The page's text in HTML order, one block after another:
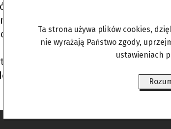
premiera Manuela Godoya,
prostytutką, która swymi
w tawernach. W roku 1808
wraz ze swymi królewskimi
nadal go kochała i pozostała mu
są listy od Pepity. Zawsze kończyła
Ta strona używa plików cookies,
nie wyrażają Państwo zgody,
ustawieniach